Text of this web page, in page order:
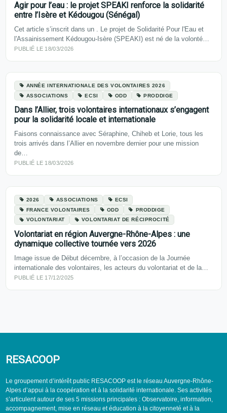
Agir pour l’eau : le projet SPEAKI renforce la solidarité
entre l’Isère et Kédougou (Sénégal)
Cet article s’inscrit dans un . Le projet de Solidarité Pour l'Eau et
l'Assainissement Kédougou-Isère (SPEAKI) est né de la volonté…
PUBLIÉ LE 18/03/2026
ANNÉE INTERNATIONALE DES VOLONTAIRES 2026
ASSOCIATIONS
ECSI ODD PRODDIGE
Dans l’Allier, trois volontaires internationaux s’engagent
pour la solidarité locale et internationale
Faisons connaissance avec Séraphine, Chiheb et Lorie, tous les
trois arrivés dans l’Allier en novembre dernier pour une mission
de…
PUBLIÉ LE 18/03/2026
2026 ASSOCIATIONS
ECSI
FRANCE VOLONTAIRES
ODD
PRODDIGE
VOLONTARIAT
VOLONTARIAT DE RÉCIPROCITÉ
Volontariat en région Auvergne-Rhône-Alpes : une
dynamique collective tournée vers 2026
Image issue de Début décembre, à l’occasion de la Journée
internationale des volontaires, les acteurs du volontariat et de la…
PUBLIÉ LE 17/12/2025
RESACOOP
Le groupement d’intérêt public RESACOOP est le réseau Auvergne-Rhône-
Alpes d’appui à la coopération et à la solidarité internationale. Ses activités
s’articulent autour de ses 5 missions principales : Observatoire, information,
accompagnement, mise en réseau et éducation à la citoyenneté et à la